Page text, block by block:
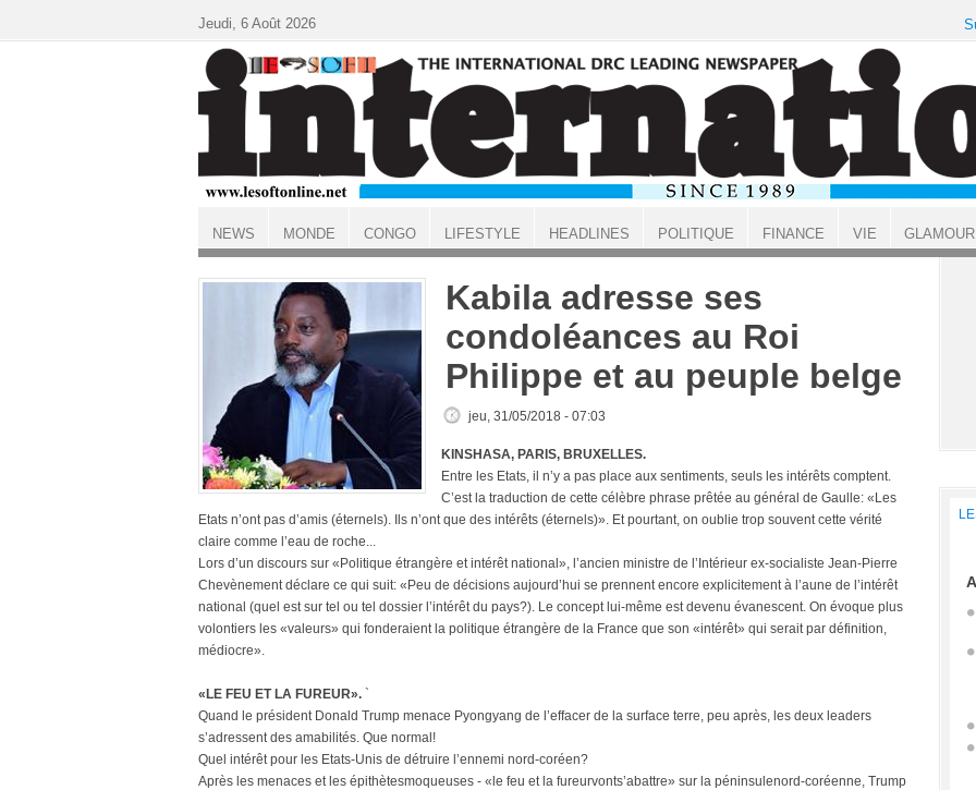
ACCUEIL
Kabila adresse ses
condoléances au Roi
Philippe et au peuple belge
jeu, 31/05/2018 - 07:03
KINSHASA, PARIS, BRUXELLES.
Entre les Etats, il n’y a pas place aux sentiments, seuls les intérêts comptent.
C’est la traduction de cette célèbre phrase prêtée au général de Gaulle: «Les
Etats n’ont pas d’amis (éternels). Ils n’ont que des intérêts (éternels)». Et pourtant, on oublie trop souvent cette vérité
claire comme l’eau de roche...
Lors d’un discours sur «Politique étrangère et intérêt national», l’ancien ministre de l’Intérieur ex-socialiste Jean-Pierre
Chevènement déclare ce qui suit: «Peu de décisions aujourd’hui se prennent encore explicitement à l’aune de l’intérêt
national (quel est sur tel ou tel dossier l’intérêt du pays?). Le concept lui-même est devenu évanescent. On évoque plus
volontiers les «valeurs» qui fonderaient la politique étrangère de la France que son «intérêt» qui serait par définition,
médiocre».
«LE FEU ET LA FUREUR». `
Quand le président Donald Trump menace Pyongyang de l’effacer de la surface terre, peu après, les deux leaders
s’adressent des amabilités. Que normal!
Quel intérêt pour les Etats-Unis de détruire l’ennemi nord-coréen?
Après les menaces et les épithètesmoqueuses - «le feu et la fureurvonts’abattre» sur la péninsulenord-coréenne, Trump
Jeudi, 6 Août 2026
NEWS MONDE CONGO LIFESTYLE HEADLINES POLITIQUE FINANCE VIE GLAMOUR